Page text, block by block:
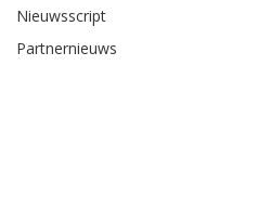
Nieuwsscript
Partnernieuws